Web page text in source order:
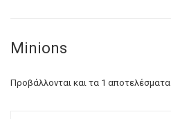
Minions
Προβάλλονται και τα 1 αποτελέσματα